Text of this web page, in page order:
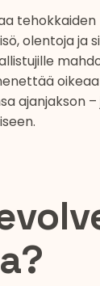
tehokkaiden
olentoja ja
ajanjakson –